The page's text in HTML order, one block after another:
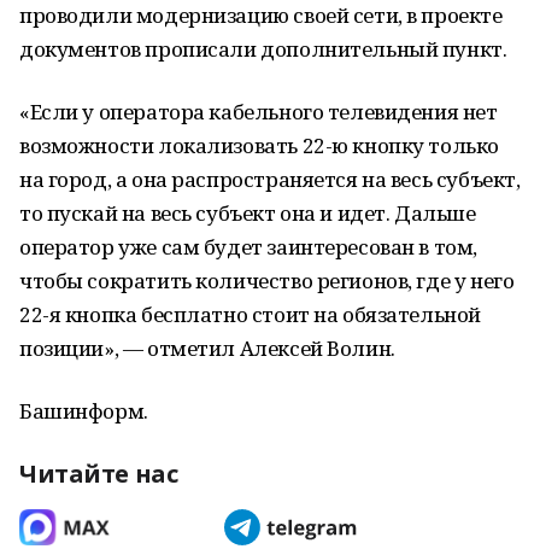
проводили модернизацию своей сети, в проекте
документов прописали дополнительный пункт.
«Если у оператора кабельного телевидения нет
возможности локализовать 22-ю кнопку только
на город, а она распространяется на весь субъект,
то пускай на весь субъект она и идет. Дальше
оператор уже сам будет заинтересован в том,
чтобы сократить количество регионов, где у него
22-я кнопка бесплатно стоит на обязательной
позиции», — отметил Алексей Волин.
Башинформ.
Читайте нас